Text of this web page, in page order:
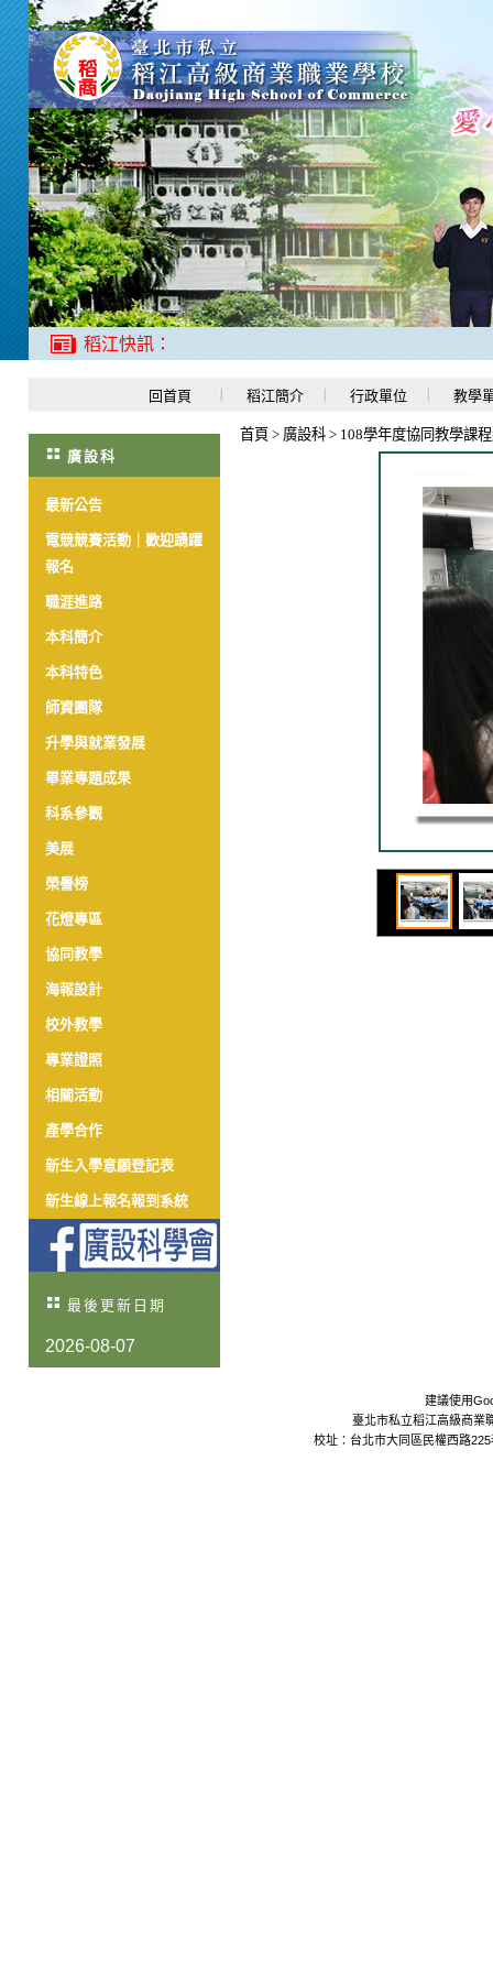
稻江快訊：
回首頁 稻江簡介 行政單位 教學
廣設科
最新公告
電競競賽活動｜歡迎踴躍
報名
職涯進路
本科簡介
本科特色
師資團隊
升學與就業發展
畢業專題成果
科系參觀
美展
榮譽榜
花燈專區
協同教學
海報設計
校外教學
專業證照
相關活動
產學合作
新生入學意願登記表
新生線上報名報到系統
最後更新日期
2026-08-07
首頁 > 廣設科 > 108學年度協同教學課
建議使用
臺北市私立稻江高級商業
校址：台北市大同區民權西路